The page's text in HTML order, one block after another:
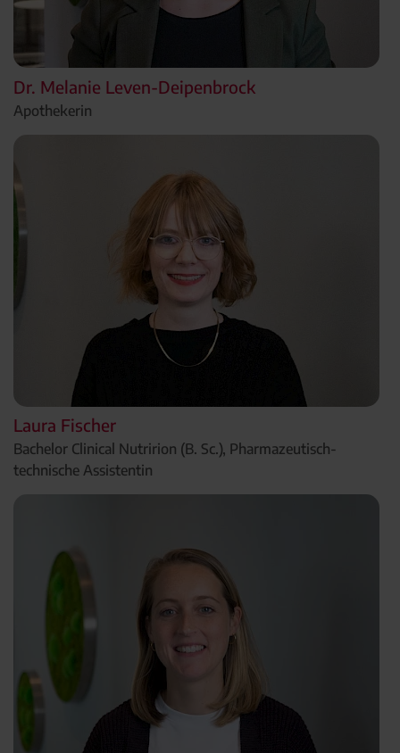
Dr. Melanie Leven-Deipenbrock
Apothekerin
Laura Fischer
Bachelor Clinical Nutririon (B. Sc.), Pharmazeutisch-
technische Assistentin